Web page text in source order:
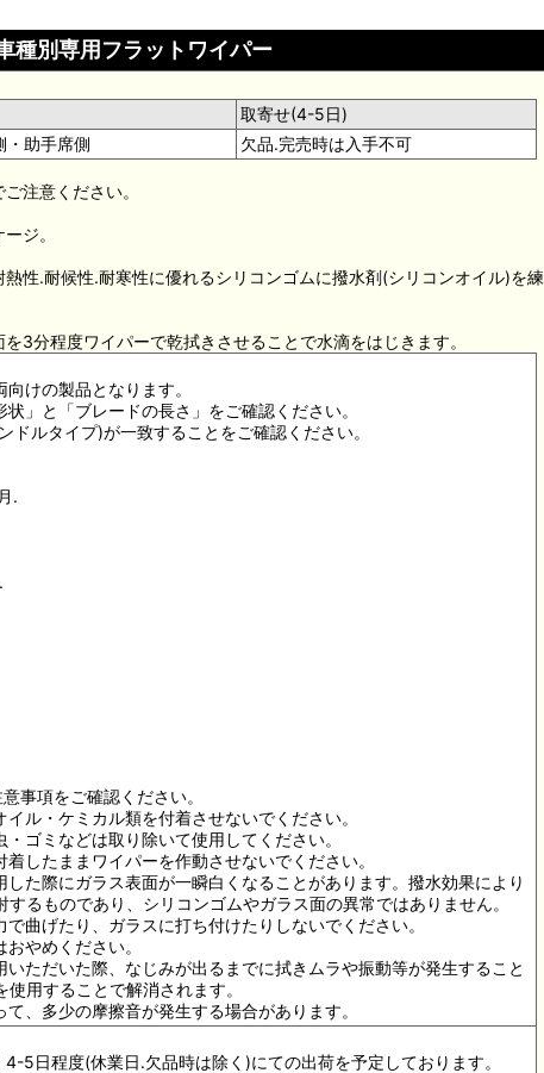
種別専用フラットワイパー
取寄せ(4-5日)
・助手席側 欠品.完売時は入手不可
注意ください。
ジ。
性.耐候性.耐寒性に優れるシリコンゴムに撥水剤(シリコンオイル)を練
3分程度ワイパーで乾拭きさせることで水滴をはじきます。
けの製品となります。
」と「ブレードの長さ」をご確認ください。
ドルタイプ)が一致することをご確認ください。
.
事項をご確認ください。
ル・ケミカル類を付着させないでください。
ゴミなどは取り除いて使用してください。
したままワイパーを作動させないでください。
た際にガラス表面が一瞬白くなることがあります。撥水効果により
るものであり、シリコンゴムやガラス面の異常ではありません。
曲げたり、ガラスに打ち付けたりしないでください。
やめください。
ただいた際、なじみが出るまでに拭きムラや振動等が発生すること
用することで解消されます。
、多少の摩擦音が発生する場合があります。
5日程度(休業日.欠品時は除く)にての出荷を予定しております。